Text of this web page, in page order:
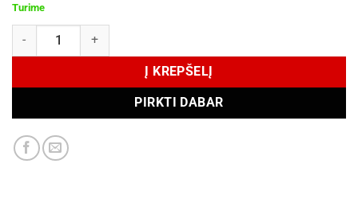
Turime
produkto kiekis: Mancera Wild Candy EDP 120 ml
Į KREPŠELĮ
PIRKTI DABAR